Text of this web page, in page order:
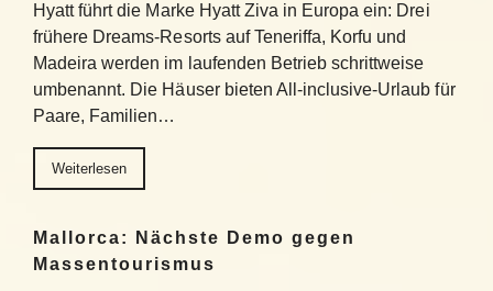
Hyatt führt die Marke Hyatt Ziva in Europa ein: Drei
frühere Dreams-Resorts auf Teneriffa, Korfu und
Madeira werden im laufenden Betrieb schrittweise
umbenannt. Die Häuser bieten All-inclusive-Urlaub für
Paare, Familien…
Weiterlesen
Mallorca: Nächste Demo gegen
Massentourismus